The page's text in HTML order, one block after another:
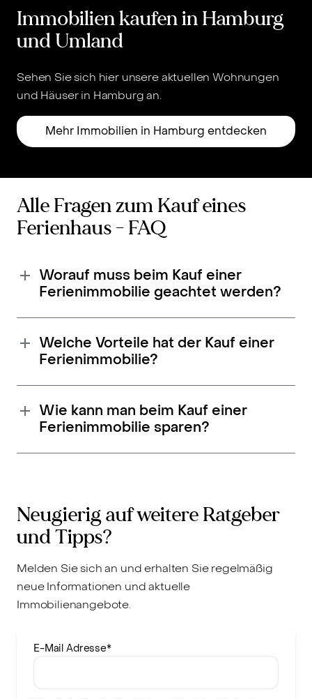
Immobilien kaufen in Hamburg
und Umland
Sehen Sie sich hier unsere aktuellen Wohnungen
und Häuser in Hamburg an.
Mehr Immobilien in Hamburg entdecken
Alle Fragen zum Kauf eines
Ferienhaus - FAQ
Worauf muss beim Kauf einer
Ferienimmobilie geachtet werden?
Welche Vorteile hat der Kauf einer
Ferienimmobilie?
Wie kann man beim Kauf einer
Ferienimmobilie sparen?
Neugierig auf weitere Ratgeber
und Tipps?
Melden Sie sich an und erhalten Sie regelmäßig
neue Informationen und aktuelle
Immobilienangebote.
E-Mail Adresse*